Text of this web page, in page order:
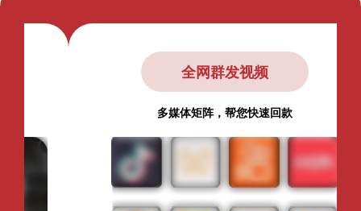
全网群发视频
多媒体矩阵，帮您快速回款